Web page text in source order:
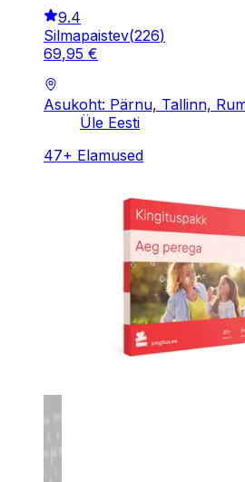
9.4
Silmapaistev(226)
69,95 €
Asukoht: Pärnu, Tallinn,
Üle Eesti
47+ Elamused